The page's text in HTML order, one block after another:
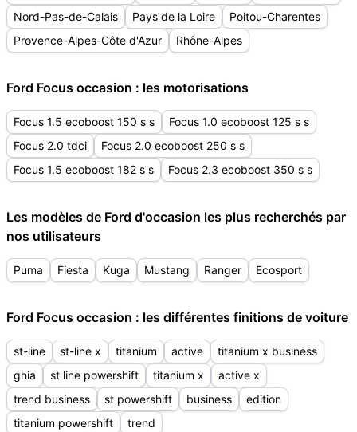
Nord-Pas-de-Calais
Pays de la Loire
Poitou-Charentes
Provence-Alpes-Côte d'Azur
Rhône-Alpes
Ford Focus occasion : les motorisations
Focus 1.5 ecoboost 150 s s
Focus 1.0 ecoboost 125 s s
Focus 2.0 tdci
Focus 2.0 ecoboost 250 s s
Focus 1.5 ecoboost 182 s s
Focus 2.3 ecoboost 350 s s
Les modèles de Ford d'occasion les plus recherchés par
nos utilisateurs
Puma Fiesta Kuga Mustang Ranger Ecosport
Ford Focus occasion : les différentes finitions de voiture
st-line st-line x titanium active
titanium x business
ghia
st line powershift titanium x
active x
trend business
st powershift business
edition
titanium powershift
trend